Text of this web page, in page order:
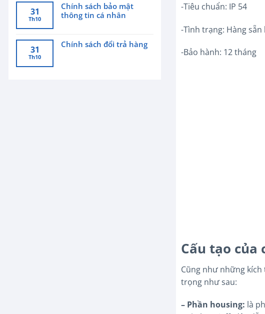
31
Th10
Chính sách bảo mật
thông tin cá nhân
31
Th10
Chính sách đổi trả hàng
-Tiêu chuẩn: IP 54
-Tình trạng: Hàng sẵn
-Bảo hành: 12 tháng
Cấu tạo của
Cũng như những kích
trọng như sau:
– Phần housing: là